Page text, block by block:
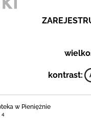
kontrast:
w Pieniężnie
4